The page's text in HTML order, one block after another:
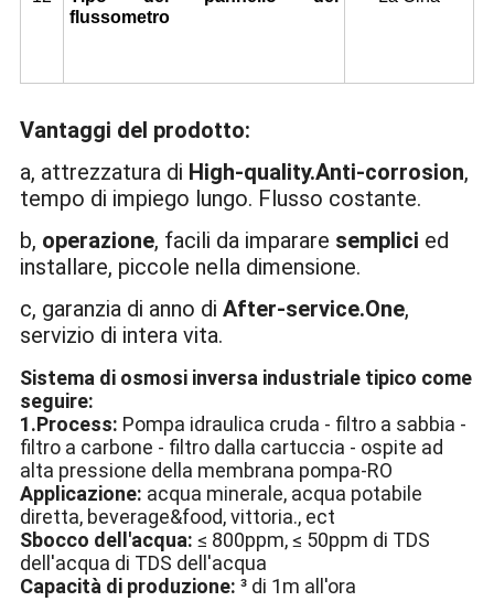
flussometro
Vantaggi del prodotto:
a, attrezzatura di High-quality.Anti-corrosion,
tempo di impiego lungo. Flusso costante.
b, operazione, facili da imparare semplici ed
installare, piccole nella dimensione.
c, garanzia di anno di After-service.One,
servizio di intera vita.
Sistema di osmosi inversa industriale tipico come
seguire:
1.Process: Pompa idraulica cruda - filtro a sabbia -
filtro a carbone - filtro dalla cartuccia - ospite ad
alta pressione della membrana pompa-RO
Applicazione: acqua minerale, acqua potabile
diretta, beverage&food, vittoria., ect
Sbocco dell'acqua: ≤ 800ppm, ≤ 50ppm di TDS
dell'acqua di TDS dell'acqua
Capacità di produzione: ³ di 1m all'ora